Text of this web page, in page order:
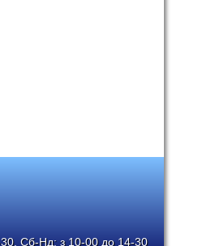
Сб-Нд: з 10-00 до 14-30